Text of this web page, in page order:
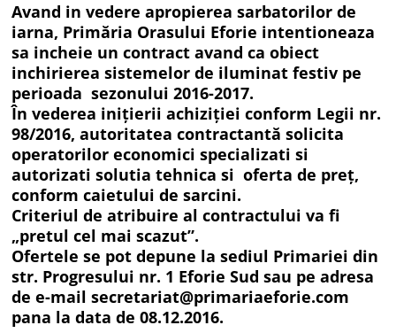
Avand in vedere apropierea sarbatorilor de
iarna, Primăria Orasului Eforie intentioneaza
sa incheie un contract avand ca obiect
inchirierea sistemelor de iluminat festiv pe
perioada sezonului 2016-2017.
În vederea inițierii achiziției conform Legii nr.
98/2016, autoritatea contractantă solicita
operatorilor economici specializati si
autorizati solutia tehnica si oferta de preț,
conform caietului de sarcini.
Criteriul de atribuire al contractului va fi
„pretul cel mai scazut”.
Ofertele se pot depune la sediul Primariei din
str. Progresului nr. 1 Eforie Sud sau pe adresa
de e-mail secretariat@primariaeforie.com
pana la data de 08.12.2016.